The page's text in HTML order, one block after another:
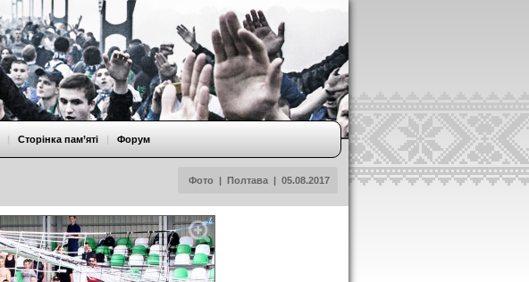
Фото | Полтава | 05.08.2017
| Сторінка пам’яті | Форум